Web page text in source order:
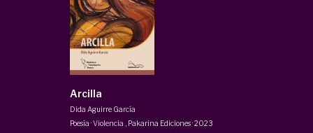
Arcilla
Dida Aguirre García
Poesía · Violencia
Pakarina Ediciones·2023